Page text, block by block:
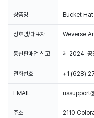
상품명 Bucket Hat
상호명/대표자 Weverse
통신판매업 신고 제 2024-공
전화번호 +1 (628)
EMAIL
주소
2110